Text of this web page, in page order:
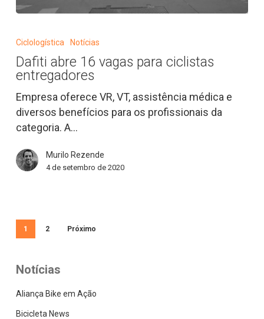
abre
vagas
para
ciclistas
entregadores
Ciclologística Notícias
Dafiti abre 16 vagas para ciclistas
entregadores
Empresa oferece VR, VT, assistência médica e
diversos benefícios para os profissionais da
categoria. A…
Murilo Rezende
4 de setembro de 2020
1 2 Próximo
Notícias
Aliança Bike em Ação
Bicicleta News